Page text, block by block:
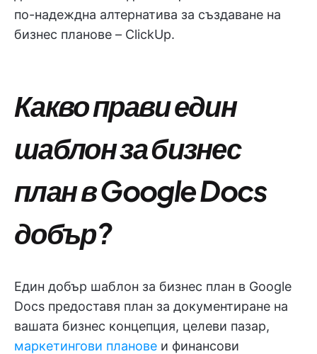
по-надеждна алтернатива за създаване на
бизнес планове – ClickUp.
Какво прави един
шаблон за бизнес
план в Google Docs
добър?
Един добър шаблон за бизнес план в Google
Docs предоставя план за документиране на
вашата бизнес концепция, целеви пазар,
маркетингови планове и финансови